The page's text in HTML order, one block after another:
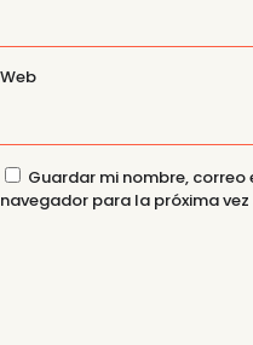
Web
Guardar mi nombre,
navegador para la próxima